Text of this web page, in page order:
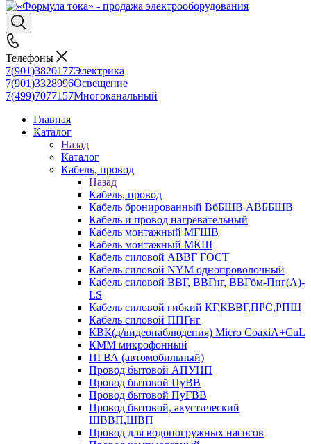
Телефоны
7(901)3820177Электрика
7(901)3328996Освещение
7(499)7077157Многоканальный
Главная
Каталог
Назад
Каталог
Кабель, провод
Назад
Кабель, провод
Кабель бронированный ВбБШВ АВББШВ
Кабель и провод нагревательный
Кабель монтажный МГШВ
Кабель монтажный МКШ
Кабель силовой АВВГ ГОСТ
Кабель силовой NYM однопроволочный
Кабель силовой ВВГ, ВВГнг, ВВГбм-Пнг(А)-
LS
Кабель силовой гибкий КГ,КВВГ,ПРС,РПШ
Кабель силовой ППГнг
КВК(д/видеонаблюдения) Micro CoaxiA+CuL
КММ микрофонный
ПГВА (автомобильный)
Провод бытовой АПУНП
Провод бытовой ПуВВ
Провод бытовой ПуГВВ
Провод бытовой, акустический
ШВВП,ШВП
Провод для водопогружных насосов